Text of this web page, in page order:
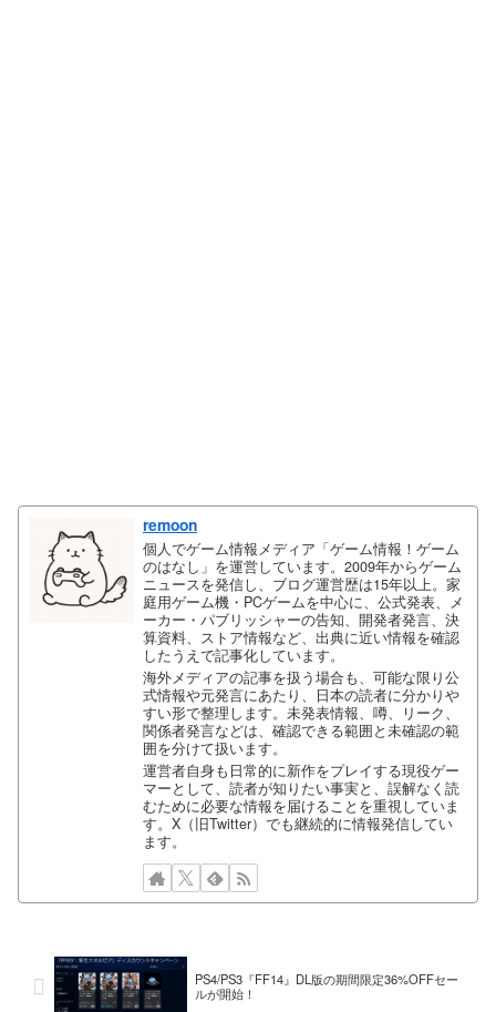
remoon
個人でゲーム情報メディア「ゲーム情報！ゲーム
のはなし」を運営しています。2009年からゲーム
ニュースを発信し、ブログ運営歴は15年以上。家
庭用ゲーム機・PCゲームを中心に、公式発表、メ
ーカー・パブリッシャーの告知、開発者発言、決
算資料、ストア情報など、出典に近い情報を確認
したうえで記事化しています。
海外メディアの記事を扱う場合も、可能な限り公
式情報や元発言にあたり、日本の読者に分かりや
すい形で整理します。未発表情報、噂、リーク、
関係者発言などは、確認できる範囲と未確認の範
囲を分けて扱います。
運営者自身も日常的に新作をプレイする現役ゲー
マーとして、読者が知りたい事実と、誤解なく読
むために必要な情報を届けることを重視していま
す。X（旧Twitter）でも継続的に情報発信してい
ます。
PS4/PS3『FF14』DL版の期間限定36%OFFセー
ルが開始！